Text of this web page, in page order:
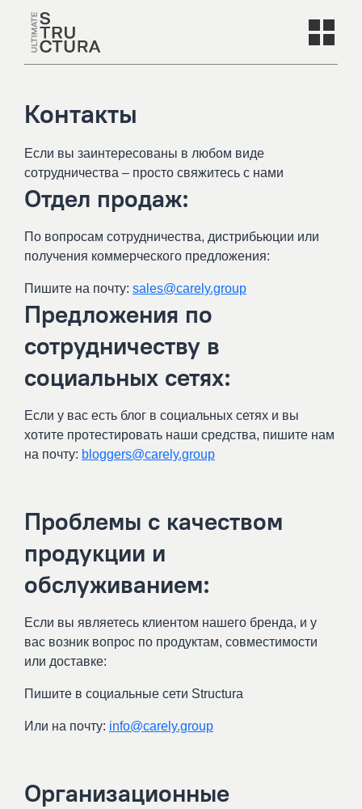
Контакты
Если вы заинтересованы в любом виде
сотрудничества – просто свяжитесь с нами
Отдел продаж:
По вопросам сотрудничества, дистрибьюции или
получения коммерческого предложения:
Пишите на почту: sales@carely.group
Предложения по
сотрудничеству в
социальных сетях:
Если у вас есть блог в социальных сетях и вы
хотите протестировать наши средства, пишите нам
на почту: bloggers@carely.group
Проблемы с качеством
продукции и
обслуживанием:
Если вы являетесь клиентом нашего бренда, и у
вас возник вопрос по продуктам, совместимости
или доставке:
Пишите в социальные сети Structura
Или на почту: info@carely.group
Организационные